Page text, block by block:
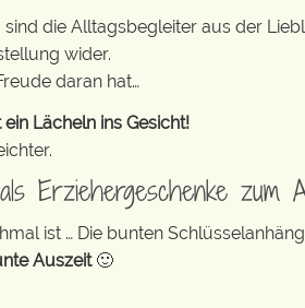
die Alltagsbegleiter aus der
wider.
daran hat…
Lächeln ins Gesicht!
Erziehergeschenke zum
ist … Die bunten
Auszeit🙂